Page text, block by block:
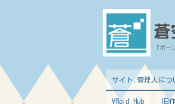
「ボー
サイト,管理人につ
VRoid Hub 旧